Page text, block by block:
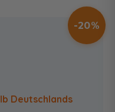
20
Deutschlands